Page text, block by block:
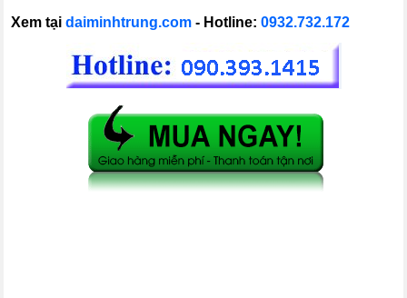
Xem tạidaiminhtrung.com - Hotline:0932.732.172